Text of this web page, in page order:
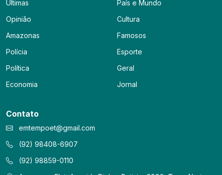
Últimas
Opinião
Amazonas
Polícia
Política
Economia
País e Mundo
Cultura
Famosos
Esporte
Geral
Jornal
Contato
emtempoet@gmail.com
(92) 98408-6907
(92) 98859-0110